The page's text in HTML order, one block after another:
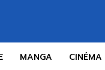
MANGA CINÉMA